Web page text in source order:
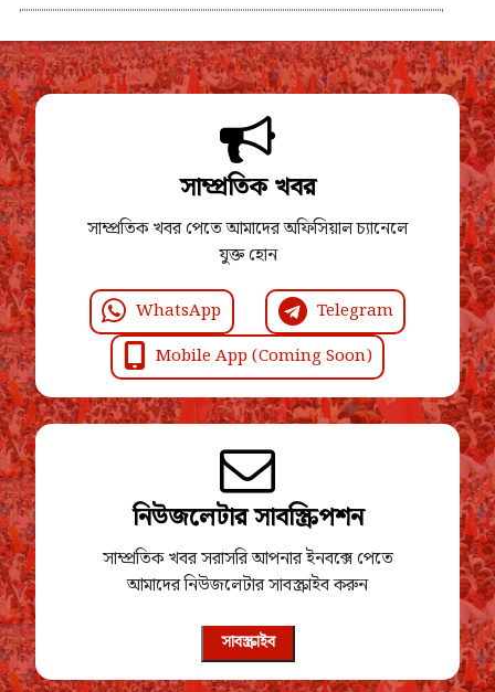
সাম্প্রতিক খবর
সাম্প্রতিক খবর পেতে আমাদের অফিসিয়াল চ্যানেলে
যুক্ত হোন
WhatsApp
Telegram
Mobile App (Coming Soon)
নিউজলেটার সাবস্ক্রিপশন
সাম্প্রতিক খবর সরাসরি আপনার ইনবক্সে পেতে
আমাদের নিউজলেটার সাবস্ক্রাইব করুন
সাবস্ক্রাইব